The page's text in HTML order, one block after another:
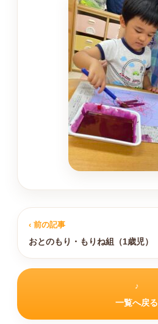
‹ 前の記事
おとのもり・もりね組（1歳児）
♪
一覧へ戻る